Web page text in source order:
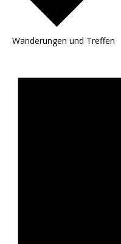
Wanderungen und Treffen
für